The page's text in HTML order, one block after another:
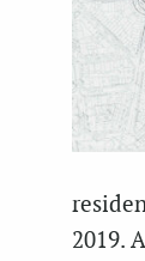
2019.